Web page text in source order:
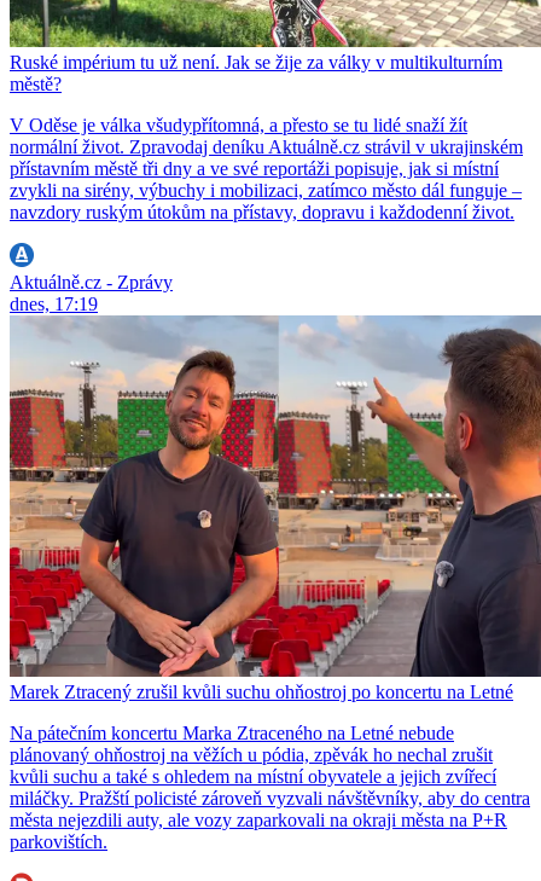
Ruské impérium tu už není. Jak se žije za války v multikulturním
městě?
V Oděse je válka všudypřítomná, a přesto se tu lidé snaží žít
normální život. Zpravodaj deníku Aktuálně.cz strávil v ukrajinském
přístavním městě tři dny a ve své reportáži popisuje, jak si místní
zvykli na sirény, výbuchy i mobilizaci, zatímco město dál funguje –
navzdory ruským útokům na přístavy, dopravu i každodenní život.
Aktuálně.cz - Zprávy
dnes, 17:19
Marek Ztracený zrušil kvůli suchu ohňostroj po koncertu na Letné
Na pátečním koncertu Marka Ztraceného na Letné nebude
plánovaný ohňostroj na věžích u pódia, zpěvák ho nechal zrušit
kvůli suchu a také s ohledem na místní obyvatele a jejich zvířecí
miláčky. Pražští policisté zároveň vyzvali návštěvníky, aby do centra
města nejezdili auty, ale vozy zaparkovali na okraji města na P+R
parkovištích.